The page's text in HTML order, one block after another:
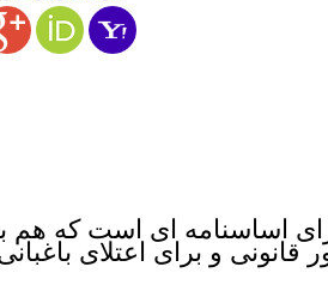
اساسنامه ای است که
و برای اعتلای